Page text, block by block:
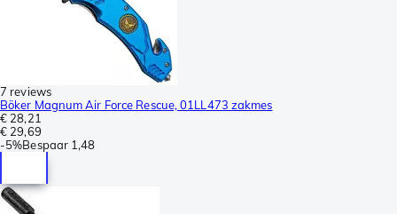
7 reviews
Böker Magnum Air Force Rescue, 01LL473 zakmes
€ 28,21
€ 29,69
-5%Bespaar 1,48